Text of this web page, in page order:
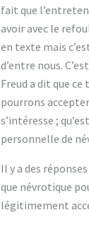
fait que
avoir avec le
en texte mais
d’entre nous.
Freud a dit que
pourrons
s’intéresse ;
personnelle de
Il y a des
que névrotique
légitimement